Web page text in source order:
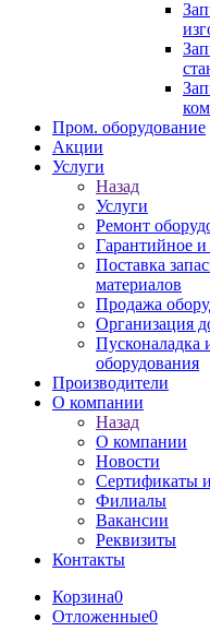
Пром. оборудование
Акции
Услуги
Назад
Услуги
Ремонт
Гарантийное
Поставка
материалов
Продажа
Организация
Пусконаладка
оборудования
Производители
О компании
Назад
О компании
Новости
Сертификаты
Филиалы
Вакансии
Реквизиты
Контакты
Корзина0
Отложенные0